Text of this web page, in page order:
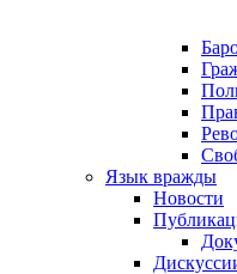
Язык вражды
Новости